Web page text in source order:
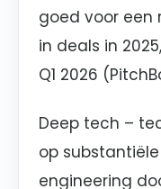
goed voor een
in deals in
Q1 2026
Deep tech –
op
engineering